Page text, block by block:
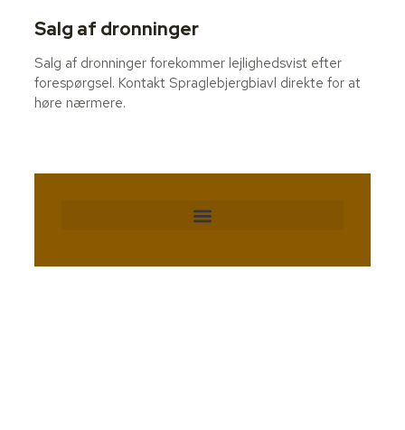
Salg af dronninger
Salg af dronninger forekommer lejlighedsvist efter
forespørgsel. Kontakt Spraglebjergbiavl direkte for at
høre nærmere.